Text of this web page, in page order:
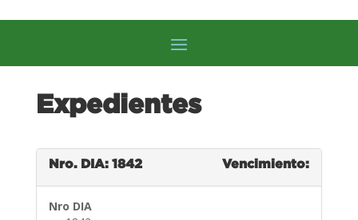
Expedientes
Nro. DIA: 1842 Vencimiento:
Nro DIA